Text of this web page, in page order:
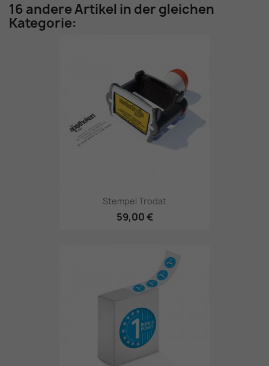
16 andere Artikel in der gleichen
Kategorie:
Stempel Trodat
59,00 €